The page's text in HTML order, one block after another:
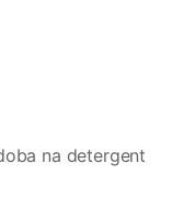
na detergent